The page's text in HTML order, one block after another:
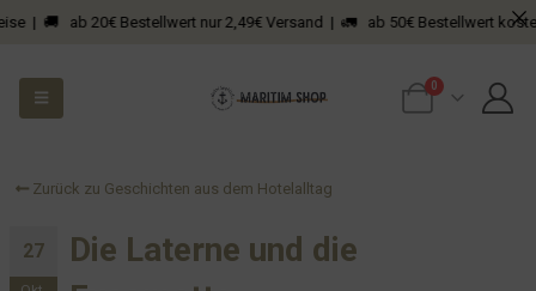
ab 20€ Bestellwert nur 2,49€ Versand | 🚛 ab 50€ Bestellwert
0
Zurück zu Geschichten aus dem Hotelalltag
27
Die Laterne und die
Fundstück der besonderen Art – oder: Manche Dinge will man
Stille Nacht, kalte Nacht. Wenn man zu dämlich ist...
Sehr merkwürdiges Fundstück